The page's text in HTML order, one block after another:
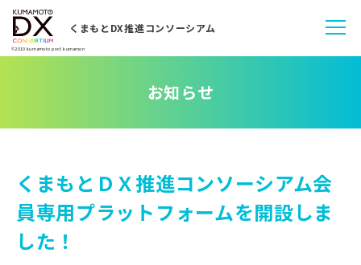
©2010 kumamoto pref. kumamon
くまもとDX推進コンソーシアム
お知らせ
くまもとＤＸ推進コンソーシアム会
員専用プラットフォームを開設しま
した！